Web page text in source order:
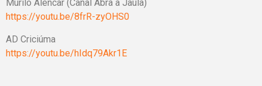
Murilo Alencar (Canal Abra a Jaula)
https://youtu.be/8frR-zyOHS0
AD Criciúma
https://youtu.be/hIdq79Akr1E